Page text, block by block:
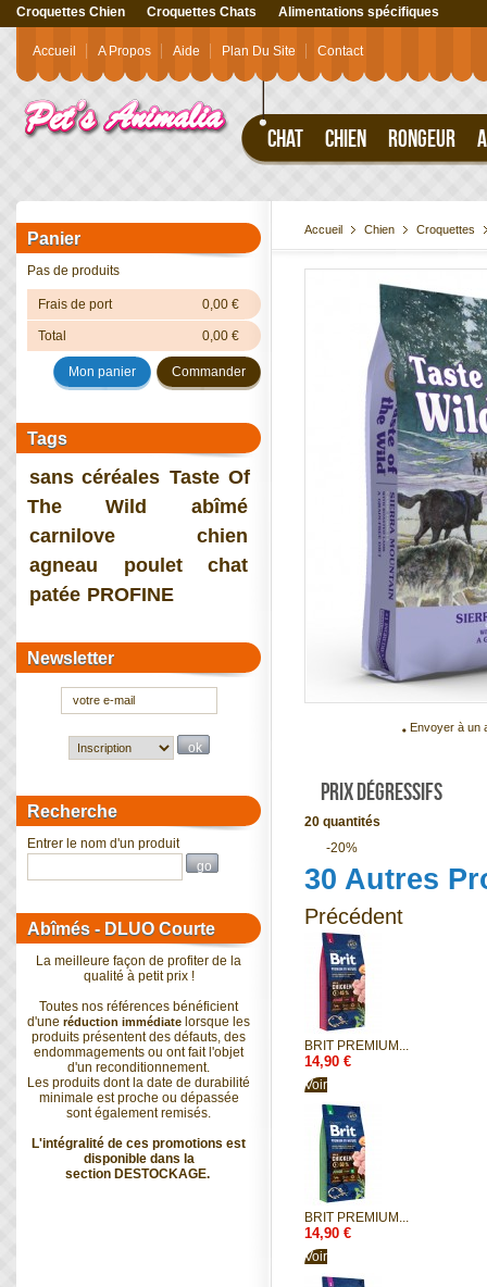
Croquettes Chien Croquettes Chats Alimentations spécifiques
CHAT CHIEN RONGEUR
Accueil A Propos Aide Plan Du Site Contact
Panier
Pas de produits
Frais de port 0,00 €
Total 0,00 €
Commander
Mon panier
Tags
sans céréales Taste Of
The Wild
abîmé
carnilove
chien
agneau
poulet
chat
patée PROFINE
Newsletter
Recherche
Entrer le nom d'un produit
Abîmés - DLUO Courte
La meilleure façon de profiter de la
qualité à petit prix !
Toutes nos références bénéficient
d'une réduction immédiate lorsque les
produits présentent des défauts, des
endommagements ou ont fait l'objet
d'un reconditionnement.
Les produits dont la date de durabilité
minimale est proche ou dépassée
sont également remisés.
L'intégralité de ces promotions est
disponible dans la
section DESTOCKAGE.
Accueil Chien Croquettes
Envoyer à un
PRIX DÉGRESSIFS
20 quantités
-20%
30 Autres
Précédent
BRIT PREMIUM...
14,90 €
Voir
BRIT PREMIUM...
14,90 €
Voir